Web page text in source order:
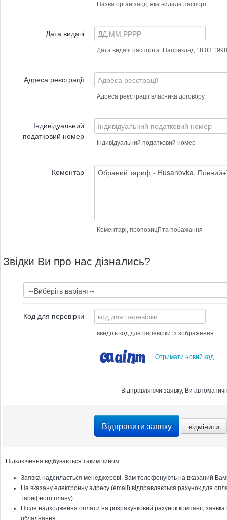
Назва організації, яка видала паспорт
Дата видачі
Дата видачі паспорта. Наприклад 18.03.1998
Адреса реєстрації
Адреса реєстрації власника договору
Індивідуальний
податковий номер
Індивідуальний податковий номер
Коментар
Коментарі, пропозиції та побажання
Звідки Ви про нас дізнались?
Код для перевірки
введіть код для перевірки із зображення
Отримати новий код
Відправляючи заявку, Ви
Підключення відбувається таким чином:
Заявка надсилається менеджерові. Вам телефонують на вказаний
На вказану електронну адресу (email) відправляється рахунок для
тарифного плану).
Після надходження оплати на розрахунковий рахунок компанії,
обладнання.